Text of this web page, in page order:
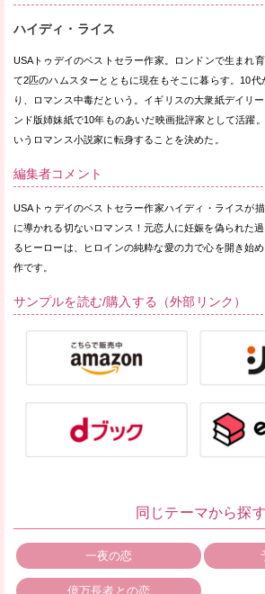
ハイディ・ライス
USAトゥデイのベストセラー作家。ロンドンで生まれ
て2匹のハムスターとともに現在もそこに暮らす。10代
り、ロマンス中毒だという。イギリスの大衆紙デイリ
ンド版姉妹紙で10年ものあいだ映画批評家として活躍
いうロマンス小説家に転身することを決めた。
編集者コメント
USAトゥデイのベストセラー作家ハイディ・ライスが
に導かれる切ないロマンス！元恋人に妊娠を偽られた
るヒーローは、ヒロインの純粋な愛の力で心を開き始
作です。
サンプルを読む/購入する（外部リンク）
同じテーマから探す
一夜の恋
億万長者との恋